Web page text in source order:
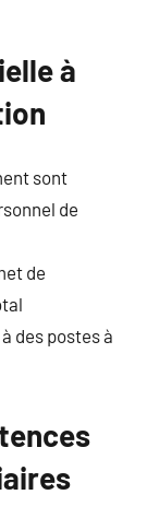
à
sont
de
de
des postes à